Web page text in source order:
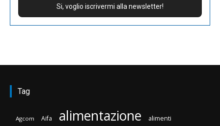
Tag
Agcom Aifa alimentazione alimenti